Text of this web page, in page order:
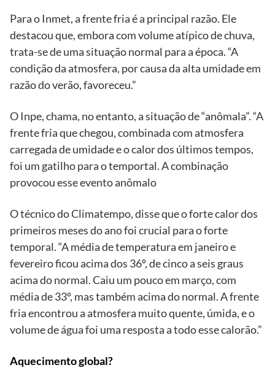
Para o Inmet, a frente fria é a principal razão. Ele
destacou que, embora com volume atípico de chuva,
trata-se de uma situação normal para a época. “A
condição da atmosfera, por causa da alta umidade em
razão do verão, favoreceu.”
O Inpe, chama, no entanto, a situação de “anômala”. “A
frente fria que chegou, combinada com atmosfera
carregada de umidade e o calor dos últimos tempos,
foi um gatilho para o temportal. A combinação
provocou esse evento anômalo
O técnico do Climatempo, disse que o forte calor dos
primeiros meses do ano foi crucial para o forte
temporal. “A média de temperatura em janeiro e
fevereiro ficou acima dos 36º, de cinco a seis graus
acima do normal. Caiu um pouco em março, com
média de 33º, mas também acima do normal. A frente
fria encontrou a atmosfera muito quente, úmida, e o
volume de água foi uma resposta a todo esse calorão.”
Aquecimento global?